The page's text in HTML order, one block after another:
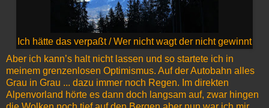
Ich hätte das verpaßt / Wer nicht wagt der nicht gewinnt
Aber ich kann’s halt nicht lassen und so startete ich in
meinem grenzenlosen Optimismus. Auf der Autobahn alles
Grau in Grau ... dazu immer noch Regen. Im direkten
Alpenvorland hörte es dann doch langsam auf, zwar hingen